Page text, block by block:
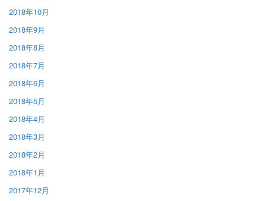
2018年10月
2018年9月
2018年8月
2018年7月
2018年6月
2018年5月
2018年4月
2018年3月
2018年2月
2018年1月
2017年12月